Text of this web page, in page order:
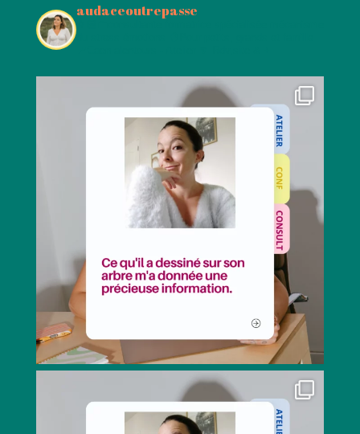
audaceoutrepasse
👩🏻‍💼consultante formatrice spécialisée mécanisme
du stress émotions